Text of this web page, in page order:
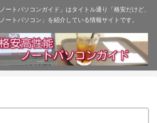
ートパソコンガイド」はタイトル通り「格安だけど、
ートパソコン」を紹介している情報サイトです。